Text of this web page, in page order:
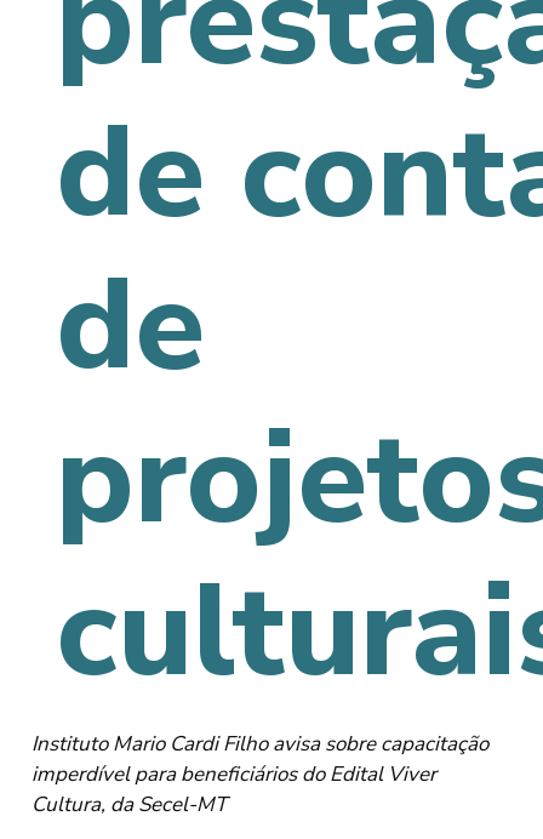
de
de
Instituto Mario Cardi Filho avisa sobre capacitação
imperdível para beneficiários do Edital Viver
Cultura, da Secel-MT